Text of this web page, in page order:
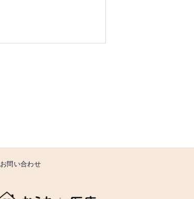
お問い合わせ